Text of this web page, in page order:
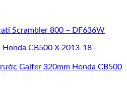
Scrambler 800 – DF636W